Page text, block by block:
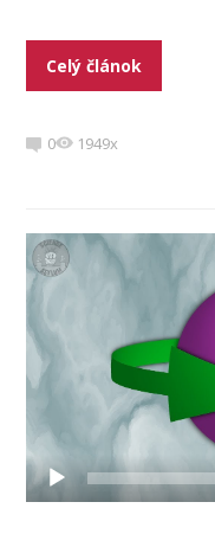
Celý článok
0 1949x
Video
prehrávač